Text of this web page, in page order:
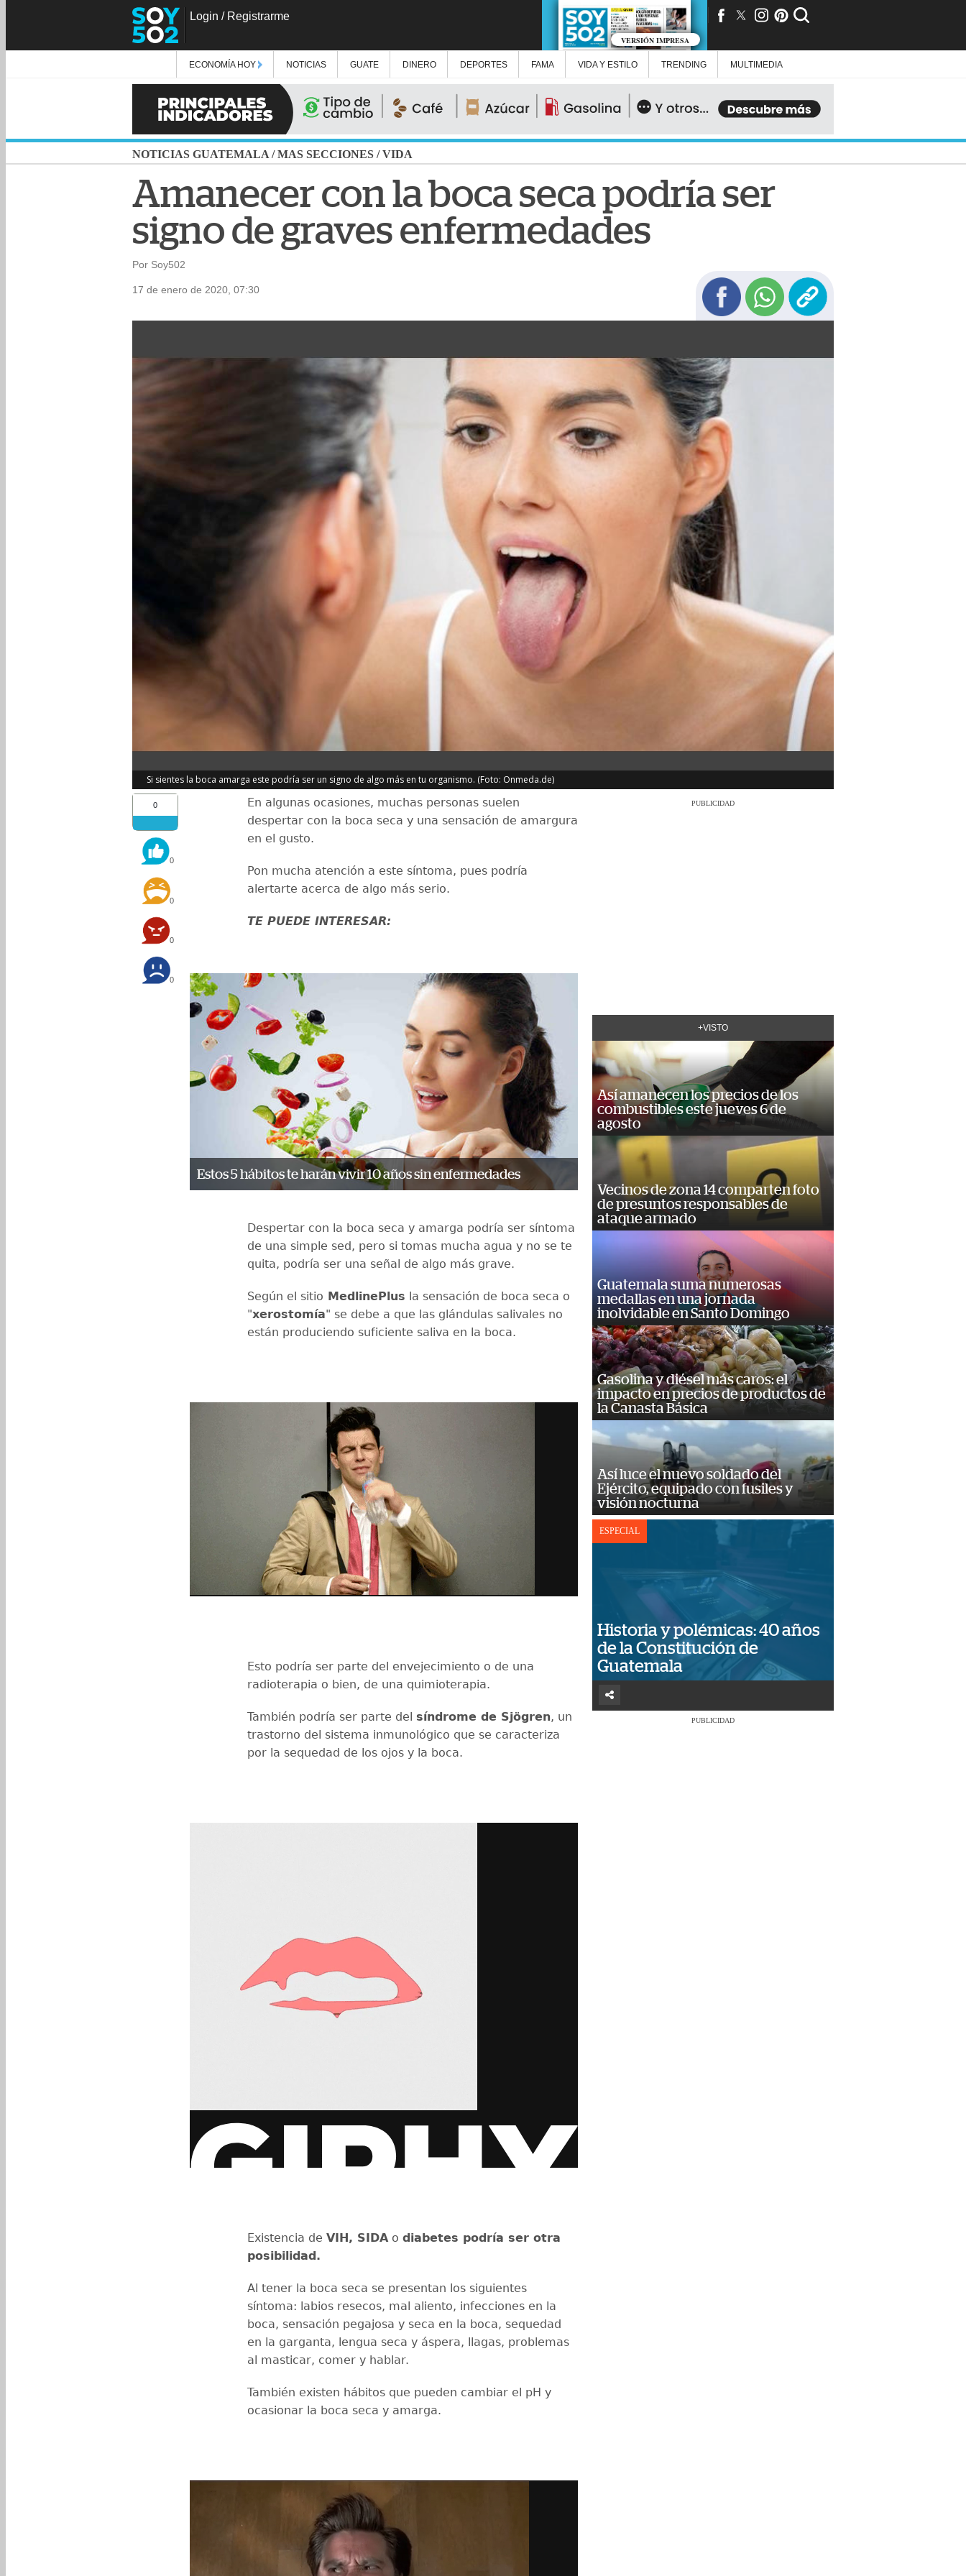
Login / Registrarme
VERSIÓN IMPRESA
ECONOMÍA HOY NOTICIAS GUATE DINERO DEPORTES FAMA VIDA Y ESTILO TRENDING MULTIMEDIA
NOTICIAS GUATEMALA /MAS SECCIONES /VIDA
Amanecer con la boca seca podría ser
signo de graves enfermedades
Por Soy502
17 de enero de 2020, 07:30
Si sientes la boca amarga este podría ser un signo de algo más en tu organismo. (Foto: Onmeda.de)
0
0
0
0
0
En algunas ocasiones, muchas personas suelen
despertar con la boca seca y una sensación de amargura
en el gusto.
Pon mucha atención a este síntoma, pues podría
alertarte acerca de algo más serio.
TE PUEDE INTERESAR:
Estos 5 hábitos te harán vivir 10 años sin enfermedades
Despertar con la boca seca y amarga podría ser síntoma
de una simple sed, pero si tomas mucha agua y no se te
quita, podría ser una señal de algo más grave.
Según el sitio MedlinePlus la sensación de boca seca o
"xerostomía" se debe a que las glándulas salivales no
están produciendo suficiente saliva en la boca.
Esto podría ser parte del envejecimiento o de una
radioterapia o bien, de una quimioterapia.
También podría ser parte del síndrome de Sjögren, un
trastorno del sistema inmunológico que se caracteriza
por la sequedad de los ojos y la boca.
Existencia de VIH, SIDA o diabetes podría ser otra
posibilidad.
Al tener la boca seca se presentan los siguientes
síntoma: labios resecos, mal aliento, infecciones en la
boca, sensación pegajosa y seca en la boca, sequedad
en la garganta, lengua seca y áspera, llagas, problemas
al masticar, comer y hablar.
También existen hábitos que pueden cambiar el pH y
ocasionar la boca seca y amarga.
PUBLICIDAD
+VISTO
Así amanecen los precios de los
combustibles este jueves 6 de
agosto
Vecinos de zona 14 comparten foto
de presuntos responsables de
ataque armado
Guatemala suma numerosas
medallas en una jornada
inolvidable en Santo Domingo
Gasolina y diésel más caros: el
impacto en precios de productos de
la Canasta Básica
Así luce el nuevo soldado del
Ejército, equipado con fusiles y
visión nocturna
ESPECIAL
Historia y polémicas: 40 años
de la Constitución de
Guatemala
PUBLICIDAD